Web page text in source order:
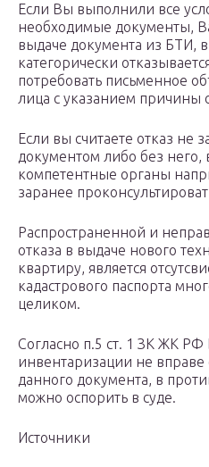
Если Вы выполнили все
необходимые документы,
выдаче документа из БТИ,
категорически
потребовать письменное
лица с указанием причины
Если вы считаете отказ не
документом либо без него,
компетентные органы
заранее
Распространенной и
отказа в выдаче нового
квартиру, является
кадастрового паспорта
целиком.
Согласно п.5 ст. 1 ЗК ЖК
инвентаризации не вправе
данного документа, в
можно оспорить в суде.
Источники